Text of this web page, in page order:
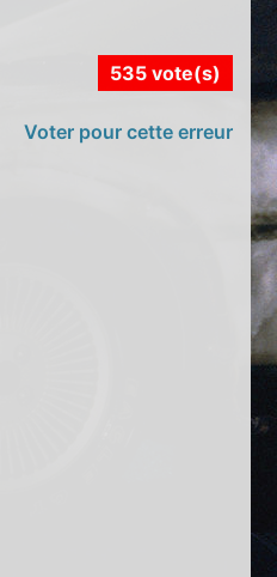
535 vote(s)
Voter pour cette erreur